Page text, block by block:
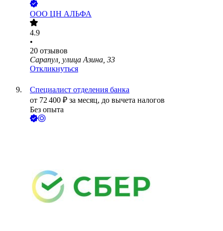
ООО ЦН АЛЬФА
4.9
•
20 отзывов
Сарапул, улица Азина, 33
Откликнуться
Специалист отделения банка
от 72 400 ₽ за месяц, до вычета налогов
Без опыта